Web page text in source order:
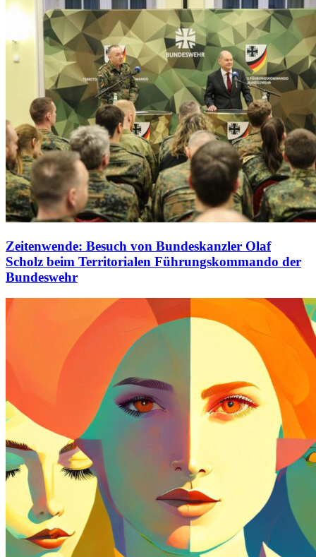
Zeitenwende: Besuch von Bundeskanzler Olaf
Scholz beim Territorialen Führungskommando der
Bundeswehr